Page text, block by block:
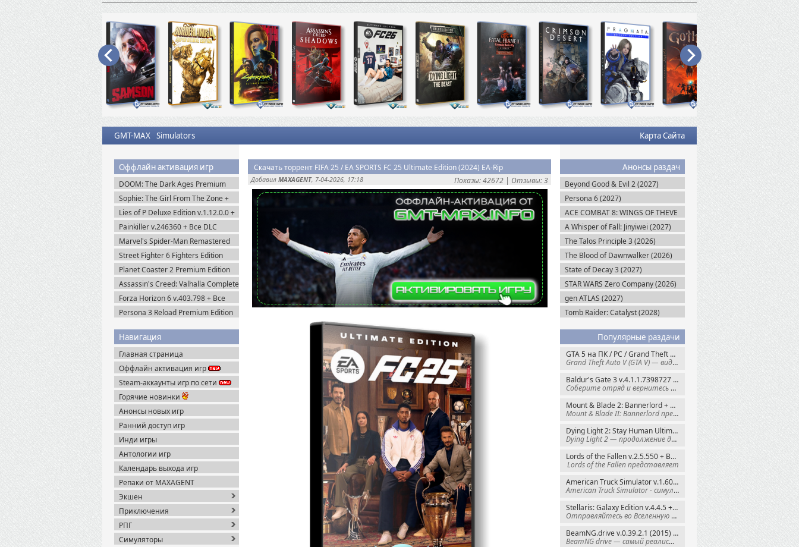
GMT-MAX Simulators Карта Сайта
Анонсы раздач
Beyond Good & Evil 2 (2027)
Persona 6 (2027)
ACE COMBAT 8: WINGS OF THEVE
(2026)
A Whisper of Fall: Jinyiwei (2027)
The Talos Principle 3 (2026)
The Blood of Dawnwalker (2026)
State of Decay 3 (2027)
STAR WARS Zero Company (2026)
gen ATLAS (2027)
Tomb Raider: Catalyst (2028)
Популярные раздачи
GTA 5 на ПК / PC / Grand Theft Auto V: Premium Edition (2015) Steam-Rip
Grand Theft Auto V (GTA V) — видеоигра из
Baldur's Gate 3 v.4.1.1.7398727 + Все DLC (2023) GOG-Rip
Соберите отряд и вернитесь в Забытые
Mount & Blade 2: Bannerlord + War Sails v.1.4.7.117484 (2025) GOG
Mount & Blade II: Bannerlord представляет
Dying Light 2: Stay Human Ultimate Edition v.1.29.0 + Все DLC (2022) Пиратка
Dying Light 2 — продолжение динамичного
Lords of the Fallen v.2.5.550 + Все DLC (2023) Пиратка
Lords of the Fallen представляет
American Truck Simulator v.1.60.1.8s + Все DLC (2016) Пиратка
American Truck Simulator - симулятор
Stellaris: Galaxy Edition v.4.4.5 + Все DLC (2016) Пиратка
Отправляйтесь во Вселенную полную чудес и
BeamNG.drive v.0.39.2.1 (2015) RePack
BeamNG drive — самый реалистичный
Оффлайн активация игр
DOOM: The Dark Ages Premium
Edition + Все DLC (2025) Пиратка
Sophie: The Girl From The Zone +
DLC (2026) Пиратка
Lies of P Deluxe Edition v.1.12.0.0 +
Все DLC (2023) Пиратка
Painkiller v.246360 + Все DLC
(2025) Portable
Marvel's Spider-Man Remastered
v.4.630.0.0 + Все DLC (2022)
Пиратка
Street Fighter 6 Fighters Edition
(2023) Steam-Rip
Planet Coaster 2 Premium Edition
(2024) Steam-Rip
Assassin's Creed: Valhalla Complete
Edition v.1.7.0 (2020) Пиратка
Forza Horizon 6 v.403.798 + Все
DLC (2026) Пиратка
Persona 3 Reload Premium Edition
Навигация
Главная страница
Оффлайн активация игр
Steam-аккаунты игр по сети
Горячие новинки
Анонсы новых игр
Ранний доступ игр
Инди игры
Антологии игр
Календарь выхода игр
Репаки от MAXAGENT
Экшен
Приключения
РПГ
Симуляторы
Скачать торрент FIFA 25 / EA SPORTS FC 25 Ultimate Edition (2024) EA-Rip
Показы: 42672 | Отзывы: 3
Добавил MAXAGENT, 7-04-2026, 17:18